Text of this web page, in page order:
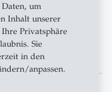
um
Inhalt unserer
Privatsphäre
Sie
in den
anpassen.
82